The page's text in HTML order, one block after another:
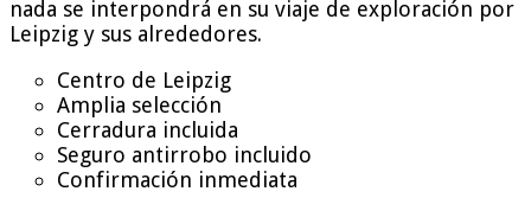
nada se interpondrá en su viaje de exploración por
Leipzig y sus alrededores.
Centro de Leipzig
Amplia selección
Cerradura incluida
Seguro antirrobo incluido
Confirmación inmediata